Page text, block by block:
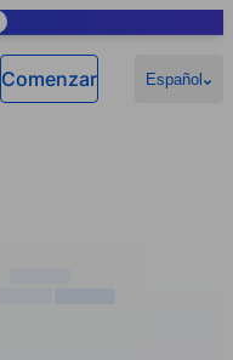
Comenzar Español